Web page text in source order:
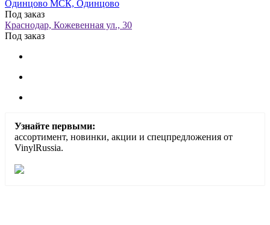
Одинцово МСК, Одинцово
Под заказ
Краснодар, Кожевенная ул., 30
Под заказ
Узнайте первыми:
ассортимент, новинки, акции и спецпредложения от
VinylRussia.